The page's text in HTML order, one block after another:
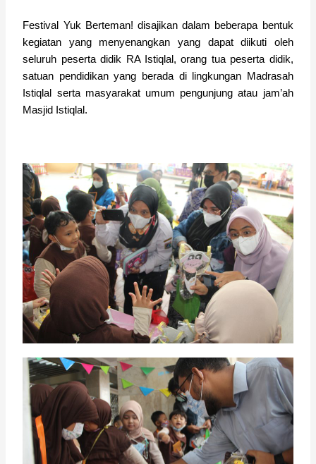
Festival Yuk Berteman! disajikan dalam beberapa bentuk
kegiatan yang menyenangkan yang dapat diikuti oleh
seluruh peserta didik RA Istiqlal, orang tua peserta didik,
satuan pendidikan yang berada di lingkungan Madrasah
Istiqlal serta masyarakat umum pengunjung atau jam’ah
Masjid Istiqlal.